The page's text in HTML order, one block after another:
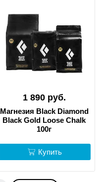
1 890 руб.
Магнезия Black Diamond
Black Gold Loose Chalk
100г
Купить